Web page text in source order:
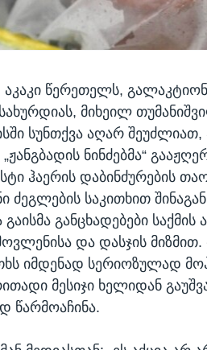
აკაკი წერეთელს,
მიხეილ
სუნთქვა აღარ შეუძლიათ,
„ჟანგბადის ნინძებმა“
ჰაერის დაბინძურების
ძეგლების საკითხით
განცხადებები საქმის
და დასჯის
იმდენად სერიოზულად
მესიჯი ხელიდან
წარმოაჩინა.